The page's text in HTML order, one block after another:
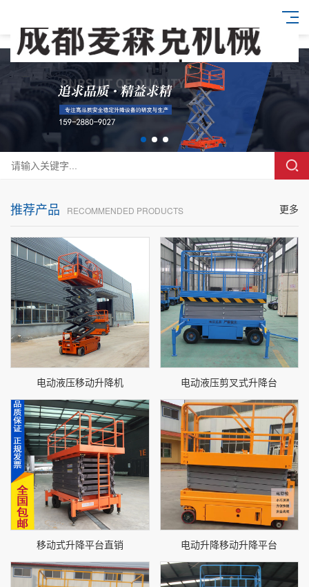
更多
推荐产品 RECOMMENDED PRODUCTS
电动液压移动升降机 电动液压剪叉式升降台
移动式升降平台直销 电动升降移动升降平台